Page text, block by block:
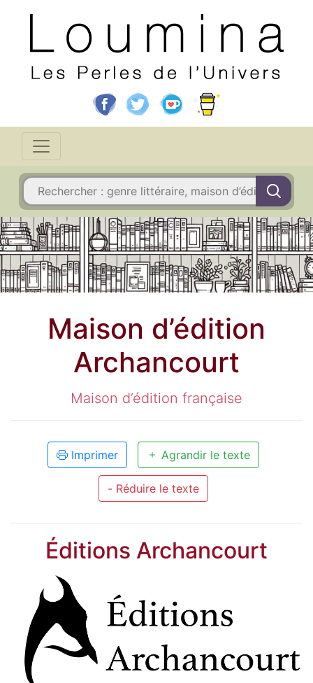
Maison d’édition
Archancourt
Maison d’édition française
Imprimer Agrandir le texte
- Réduire le texte
Éditions Archancourt